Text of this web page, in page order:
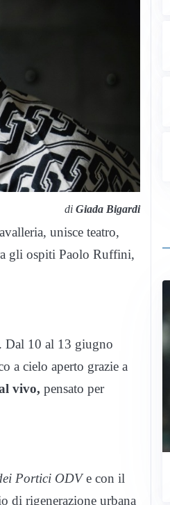
diGiada Bigardi
unisce teatro,
gli ospiti Paolo Ruffini,
Dal 10 al 13 giugno
a cielo aperto grazie a
vivo, pensato per
Portici ODVe con il
di rigenerazione urbana